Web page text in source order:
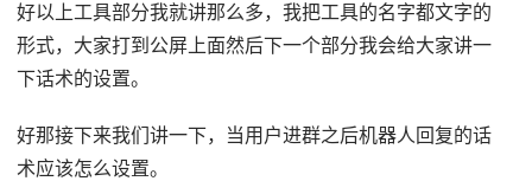
好以上工具部分我就讲那么多，我把工具的名字都文字的
形式，大家打到公屏上面然后下一个部分我会给大家讲一
下话术的设置。
好那接下来我们讲一下，当用户进群之后机器人回复的话
术应该怎么设置。